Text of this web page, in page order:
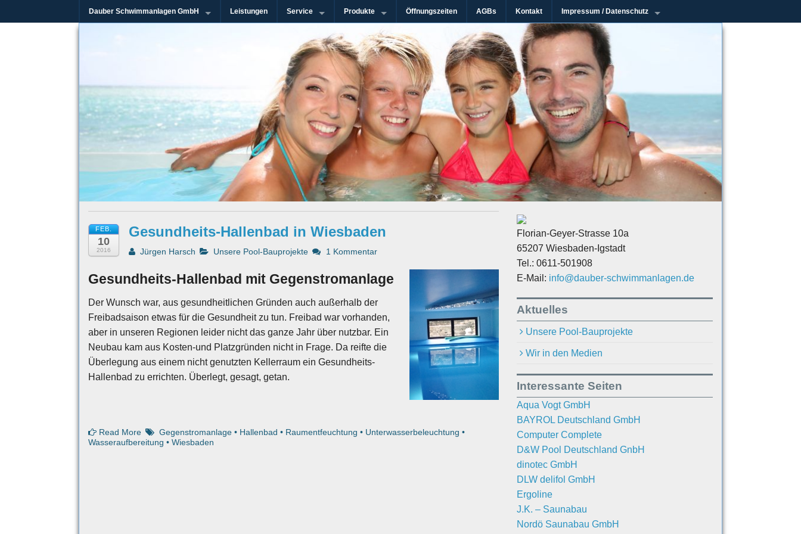
Dauber Schwimmanlagen GmbH Leistungen Service Produkte Öffnungszeiten AGBs Kontakt Impressum / Datenschutz
Dauber Schwimmanlagen GmbH
FEB.
10
2016
Gesundheits-Hallenbad in Wiesbaden
Jürgen Harsch Unsere Pool-Bauprojekte 1 Kommentar
Gesundheits-Hallenbad mit Gegenstromanlage
Der Wunsch war, aus gesundheitlichen Gründen auch außerhalb der
Freibadsaison etwas für die Gesundheit zu tun. Freibad war vorhanden,
aber in unseren Regionen leider nicht das ganze Jahr über nutzbar. Ein
Neubau kam aus Kosten-und Platzgründen nicht in Frage. Da reifte die
Überlegung aus einem nicht genutzten Kellerraum ein Gesundheits-
Hallenbad zu errichten. Überlegt, gesagt, getan.
Read More Gegenstromanlage • Hallenbad • Raumentfeuchtung • Unterwasserbeleuchtung •
Wasseraufbereitung • Wiesbaden
Florian-Geyer-Strasse 10a
65207 Wiesbaden-Igstadt
Tel.: 0611-501908
E-Mail: info@dauber-schwimmanlagen.de
Aktuelles
Unsere Pool-Bauprojekte
Wir in den Medien
Interessante Seiten
Aqua Vogt GmbH
BAYROL Deutschland GmbH
Computer Complete
D&W Pool Deutschland GnbH
dinotec GmbH
DLW delifol GmbH
Ergoline
J.K. – Saunabau
Nordö Saunabau GmbH